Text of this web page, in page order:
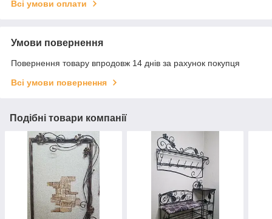
Всі умови оплати
Умови повернення
Повернення товару впродовж 14 днів за рахунок покупця
Всі умови повернення
Подібні товари компанії